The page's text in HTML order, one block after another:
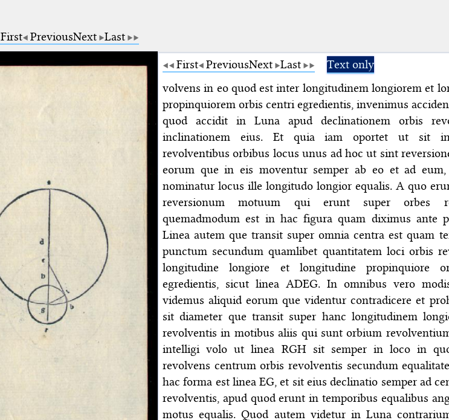
First PreviousNext Last
First PreviousNext Last
Text only
volvens in eo quod est inter longitudinem longiorem et
propinquiorem orbis centri egredientis, invenimus
quod accidit in Luna apud declinationem orbis
inclinationem eius. Et quia iam oportet ut sit
revolventibus orbibus locus unus ad hoc ut sint
eorum que in eis moventur semper ab eo et ad eum,
nominatur locus ille longitudo longior equalis. A quo
reversionum motuum qui erunt super orbes
quemadmodum est in hac figura quam diximus ante
Linea autem que transit super omnia centra est quam
punctum secundum quamlibet quantitatem loci orbis
longitudine longiore et longitudine propinquiore
egredientis, sicut linea ADEG. In omnibus vero
videmus aliquid eorum que videntur contradicere et
sit diameter que transit super hanc longitudinem
revolventis in motibus aliis qui sunt orbium
intelligi volo ut linea RGH sit semper in loco in
revolvens centrum orbis revolventis secundum
hac forma est linea EG, et sit eius declinatio semper ad
revolventis, apud quod erunt in temporibus equalibus
motus equalis. Quod autem videtur in Luna